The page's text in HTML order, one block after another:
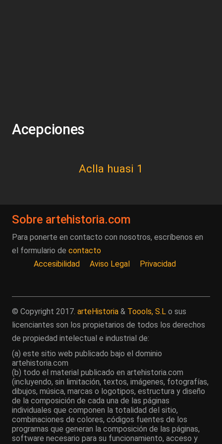
Acepciones
Aclla huasi 1
Sobre artehistoria.com
Para ponerte en contacto con nosotros, escríbenos en
el formulario de contacto
Accesibilidad
Aviso Legal Privacidad
© Copyright 2017. arteHistoria & Toools, S.L o sus
licenciantes son los propietarios de todos los derechos
de propiedad intelectual e industrial de:
(a) este sitio web publicado bajo el dominio
artehistoria.com
(b) todo el material publicado en artehistoria.com
(incluyendo, sin limitación, textos, imágenes, fotografías,
dibujos, música, marcas o logotipos, estructura y diseño
de la composición de cada una de las páginas
individuales que componen la totalidad del sitio,
combinaciones de colores, códigos fuentes de los
programas que generan la composición de las páginas,
software necesario para su funcionamiento, acceso y